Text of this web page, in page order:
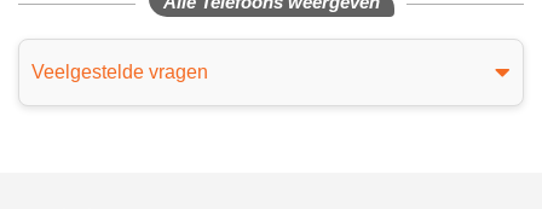
Veelgestelde vragen